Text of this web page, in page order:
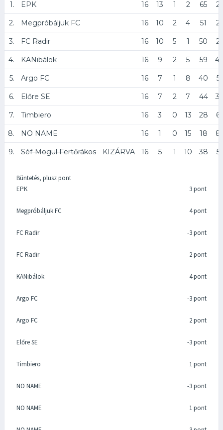
1. EPK 16 13 1 2 65
2. Megpróbáljuk FC 16 10 2 4 51
3. FC Radir 16 10 5 1 50
4. KANibálok 16 9 2 5 59
5. Argo FC 16 7 1 8 40 55
6. Előre SE 16 7 2 7 44
7. Timbiero 16 3 0 13 28
8. NO NAME 16 1 0 15 18
9. Séf-Mogul Fertőrákos KIZÁRVA 16 5 1 10 38 51
Büntetés, plusz pont
EPK
3 pont
Megpróbáljuk FC 4 pont
FC Radir -3 pont
FC Radir 2 pont
KANibálok 4 pont
Argo FC -3 pont
Argo FC 2 pont
Előre SE -3 pont
Timbiero 1 pont
NO NAME -3 pont
NO NAME 1 pont